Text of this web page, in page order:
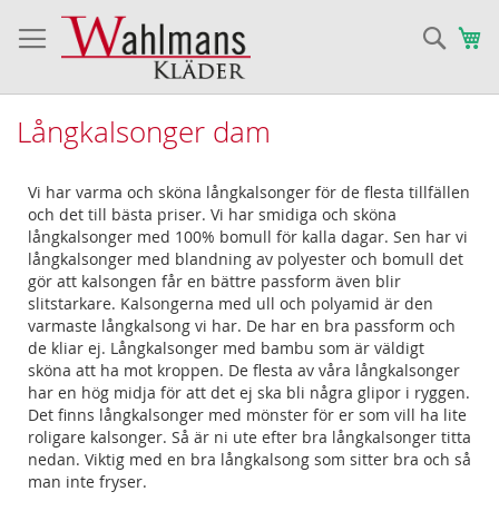
Sök
Långkalsonger dam
Vi har varma och sköna långkalsonger för de flesta tillfällen
och det till bästa priser. Vi har smidiga och sköna
långkalsonger med 100% bomull för kalla dagar. Sen har vi
långkalsonger med blandning av polyester och bomull det
gör att kalsongen får en bättre passform även blir
slitstarkare. Kalsongerna med ull och polyamid är den
varmaste långkalsong vi har. De har en bra passform och
de kliar ej. Långkalsonger med bambu som är väldigt
sköna att ha mot kroppen. De flesta av våra långkalsonger
har en hög midja för att det ej ska bli några glipor i ryggen.
Det finns långkalsonger med mönster för er som vill ha lite
roligare kalsonger. Så är ni ute efter bra långkalsonger titta
nedan. Viktig med en bra långkalsong som sitter bra och så
man inte fryser.